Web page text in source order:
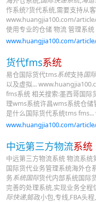
作系统?货代系统,需要支持从
www.huangjia100.com/
使用专业的仓储 物流 管理系统
www.huangjia100.com/
货代fms系统
易仓国际货代tms系统支持国
以及虚拟...
fms系统 相关搜索:墨西哥国际
理wms系统许昌wms系统仓储
是什么国际货代系统tms fms...
www.huangjia100.com/
中远第三方物流系统
中远第三方物流系统 物流系
国际货代业务管理系统海外仓
务系统国际货代内部系统国际
完善的处理系统,实现业务全
际快递,邮政小包,专线,FBA头